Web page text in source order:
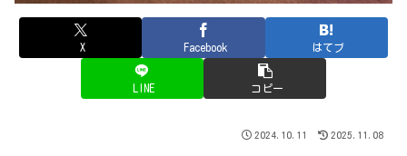
X Facebook はてブ
LINE コピー
2024.10.11 2025.11.08